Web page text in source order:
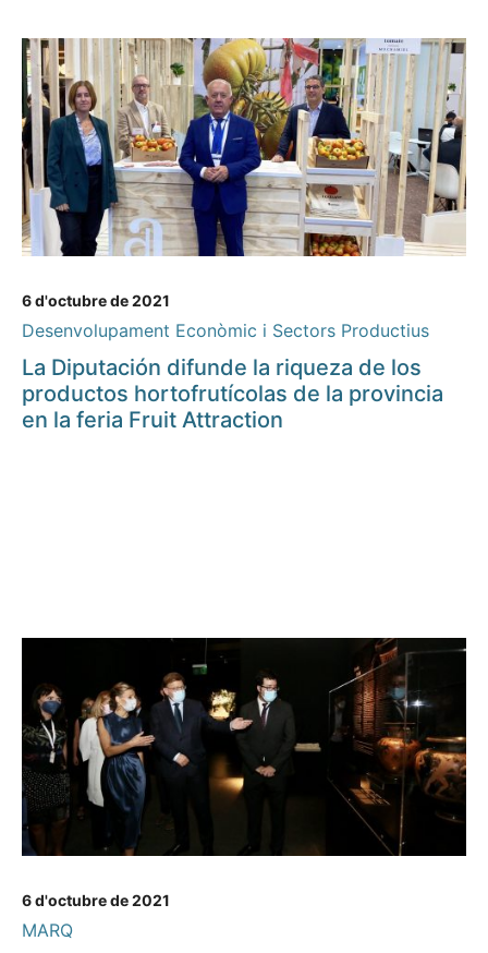
6 d'octubre de 2021
Desenvolupament Econòmic i Sectors Productius
La Diputación difunde la riqueza de los
productos hortofrutícolas de la provincia
en la feria Fruit Attraction
6 d'octubre de 2021
MARQ